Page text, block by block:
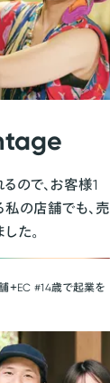
ので、お客様1
の店舗でも、売
た。
＋EC #14歳で起業を